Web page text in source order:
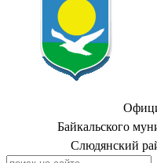
Байкальского
Слюдянский